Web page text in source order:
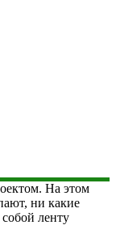
На этом
ни какие
ленту